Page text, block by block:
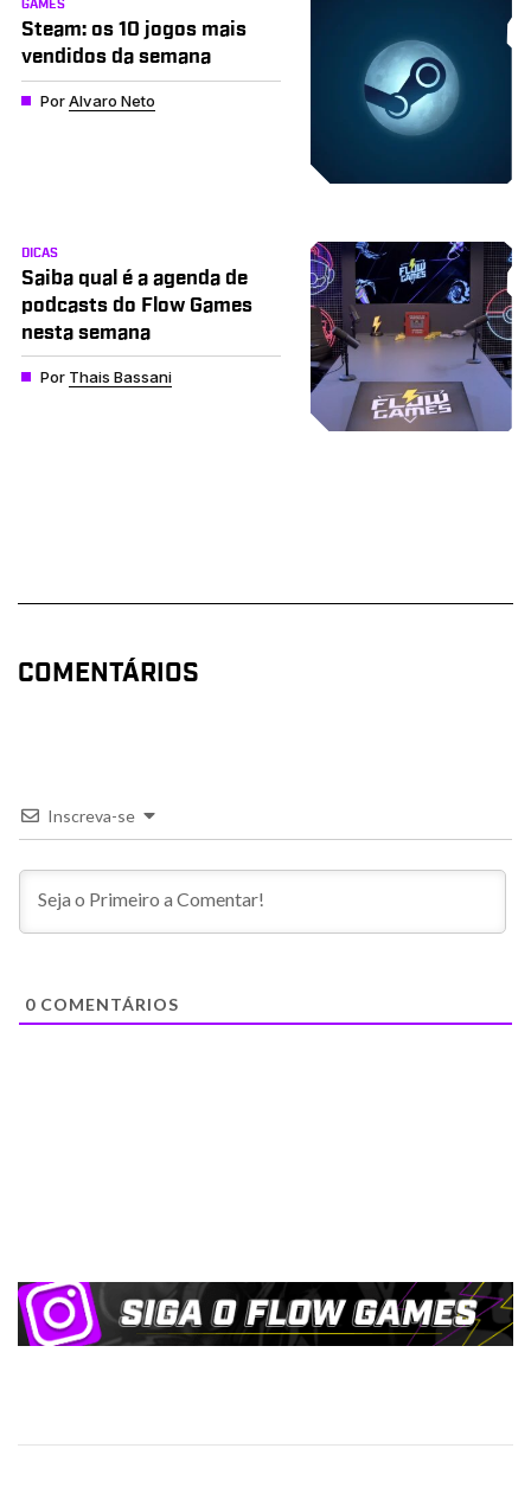
GAMES
Steam: os 10 jogos mais
vendidos da semana
PorAlvaro Neto
DICAS
Saiba qual é a agenda de
podcasts do Flow Games
nesta semana
Por Thais Bassani
COMENTÁRIOS
Inscreva-se
0 COMENTÁRIOS